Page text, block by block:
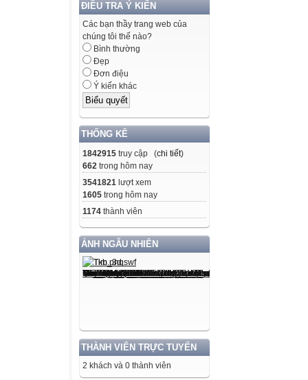
ĐIỀU TRA Ý KIẾN
Các bạn thầy trang web của
chúng tôi thế nào?
Bình thường
Đẹp
Đơn điệu
Ý kiến khác
THỐNG KÊ
1842915 truy cập (chi tiết)
662 trong hôm nay
3541821 lượt xem
1605 trong hôm nay
1174 thành viên
ẢNH NGẪU NHIÊN
THÀNH VIÊN TRỰC TUYẾN
2 khách và 0 thành viên